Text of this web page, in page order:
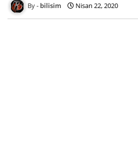
bilisim Nisan 22, 2020